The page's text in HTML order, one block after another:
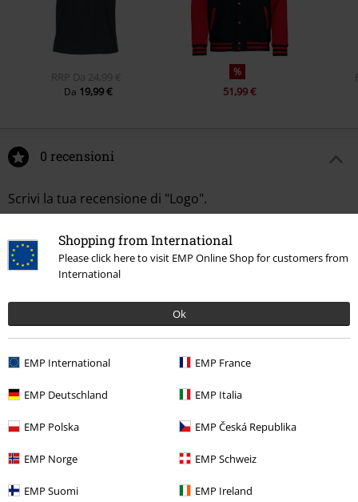
Shopping from International
Please click here to visit EMP Online Shop for customers from
International
Ok
EMP International EMP France
EMP Deutschland EMP Italia
EMP Polska EMP Česká Republika
EMP Norge EMP Schweiz
EMP Suomi EMP Ireland
RRP Da 24,99 €
Da 19,99 €
%
51,99 €
0 recensioni
Scrivi la tua recensione di "Logo".